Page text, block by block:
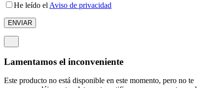
He leído el Aviso de privacidad
Lamentamos el inconveniente
Este producto no está disponible en este momento, pero no te